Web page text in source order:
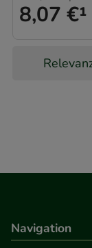
Medien
8,07 €¹
Navigation